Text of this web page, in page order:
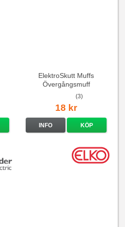
ElektroSkutt Muffs
Övergångsmuff
(3)
18 kr
INFO KÖP